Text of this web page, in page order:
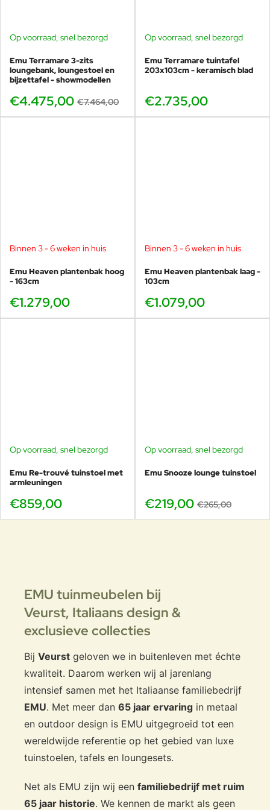
BUNDELKORTING
-40%
Op voorraad, snel bezorgd
Emu Terramare 3-zits
loungebank, loungestoel en
bijzettafel - showmodellen
€4.475,00 €7.464,00
Op voorraad, snel bezorgd
Emu Terramare tuintafel
203x103cm - keramisch blad
€2.735,00
Binnen 3 - 6 weken in huis
Emu Heaven plantenbak hoog
- 163cm
€1.279,00
Binnen 3 - 6 weken in huis
Emu Heaven plantenbak laag -
103cm
€1.079,00
Op voorraad, snel bezorgd
Emu Re-trouvé tuinstoel met
armleuningen
€859,00
-17%
Op voorraad, snel bezorgd
Emu Snooze lounge tuinstoel
€219,00 €265,00
EMU tuinmeubelen bij
Veurst, Italiaans design &
exclusieve collecties
Bij Veurst geloven we in buitenleven met échte
kwaliteit. Daarom werken wij al jarenlang
intensief samen met het Italiaanse familiebedrijf
EMU. Met meer dan 65 jaar ervaring in metaal
en outdoor design is EMU uitgegroeid tot een
wereldwijde referentie op het gebied van luxe
tuinstoelen, tafels en loungesets.
Net als EMU zijn wij een familiebedrijf met ruim
65 jaar historie. We kennen de markt als geen